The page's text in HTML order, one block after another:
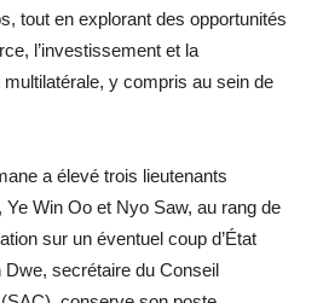
tout en explorant des opportunités
l’investissement et la
y compris au sein de
a élevé trois lieutenants
Win Oo et Nyo Saw, au rang de
sur un éventuel coup d’État
Dwe, secrétaire du Conseil